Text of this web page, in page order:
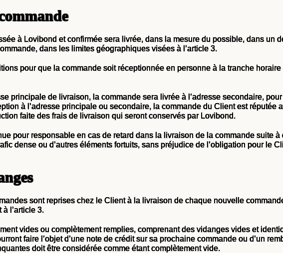
à Lovibond et confirmée sera livrée, dans la mesure du possible, dans un
dans les limites géographiques visées à l’article 3.
pour que la commande soit réceptionnée en personne à la tranche
principale de livraison, la commande sera livrée à l’adresse secondaire,
à l’adresse principale ou secondaire, la commande du Client est
faite des frais de livraison qui seront conservés par Lovibond.
pour responsable en cas de retard dans la livraison de la commande suite
dense ou d’autres éléments fortuits, sans préjudice de l’obligation pour le
sont reprises chez le Client à la livraison de chaque nouvelle
à l’article 3.
vides ou complètement remplies, comprenant des vidanges vides et
faire l’objet d’une note de crédit sur sa prochaine commande ou d’un
doit être considérée comme étant complètement vide.